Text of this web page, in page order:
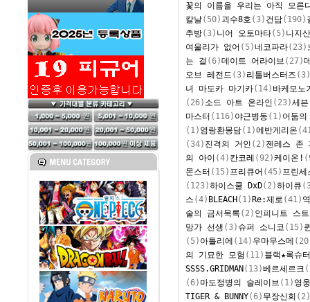
꽃의 이름을 우리는 아직 모른
칼날(50) 괴수8호 (3) 건담(190)
추방(3) 니어 오토마타(5) 니지
여울리가 없어 (5)네코파라(23)
는 걸 (6)데이트 어라이브 (27)
오브 레전드 (3) 리틀버스터즈 (3)
녀 마도카 마기카(14) 바케모노
(26) 소드 아트 온라인 (23)세
마스터 (116) 야근병동 (1) 어둠
(1) 염랑환몽담(1)에반게리온
(34) 진격의 거인 (2) 젠레스 존
의 아이 (4) 칸코레 (92)케이온!
몬스터 (15) 프리큐어 (45) 프린
(123)하이스쿨 DxD(2)하이큐
스 (4) BLEACH(1)Re:제로 (41)
술의 금서목록 (2) 인피니트 스
망가 선생 (3) 슈퍼 소니코 (15)
(5) 아틀리에 (14) 우마무스메
의 기묘한 모험 (11) 블랙★록슈터
SSSS.GRIDMAN(13)베르세르크
(6) 마도정병의 슬레이브 (1) 영
TIGER & BUNNY(6) 무장신희 (2)